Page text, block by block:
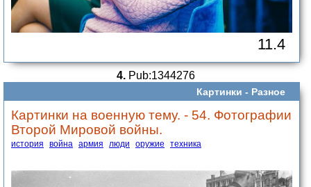
11.4
4.Pub:1344276
Картинки - Разное
Картинки на военную тему. - 54. Фотографии
Второй Мировой войны.
история война армия люди оружие техника